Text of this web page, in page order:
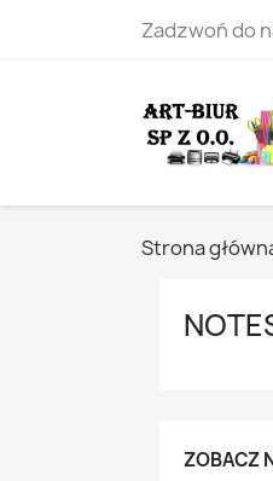
Zadzwoń do
Strona
ZOBACZ